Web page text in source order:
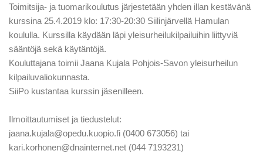
Toimitsija- ja tuomarikoulutus järjestetään yhden illan kestävänä
kurssina 25.4.2019 klo: 17:30-20:30 Siilinjärvellä Hamulan
koululla. Kurssilla käydään läpi yleisurheilukilpailuihin liittyviä
sääntöjä sekä käytäntöjä.
Kouluttajana toimii Jaana Kujala Pohjois-Savon yleisurheilun
kilpailuvaliokunnasta.
SiiPo kustantaa kurssin jäsenilleen.
Ilmoittautumiset ja tiedustelut:
jaana.kujala@opedu.kuopio.fi (0400 673056) tai
kari.korhonen@dnainternet.net (044 7193231)